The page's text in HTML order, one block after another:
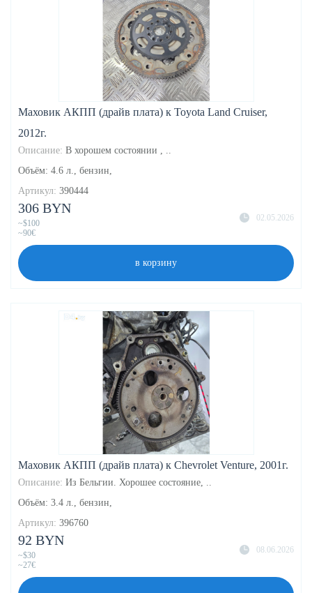
Маховик АКПП (драйв плата) к Toyota Land Cruiser,
2012г.
Описание: В хорошем состоянии , ..
Объём: 4.6 л., бензин,
Артикул: 390444
02.05.2026
306 BYN
~$100
~90€
в корзину
Маховик АКПП (драйв плата) к Chevrolet Venture, 2001г.
Описание: Из Бельгии. Хорошее состояние, ..
Объём: 3.4 л., бензин,
Артикул: 396760
08.06.2026
92 BYN
~$30
~27€